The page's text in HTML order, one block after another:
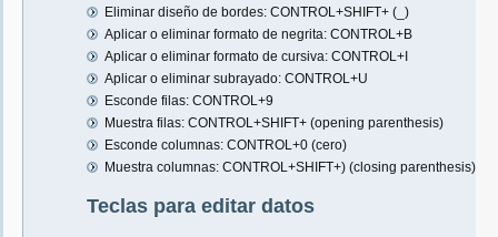
Eliminar diseño de bordes: CONTROL+SHIFT+ (_)
Aplicar o eliminar formato de negrita: CONTROL+B
Aplicar o eliminar formato de cursiva: CONTROL+I
Aplicar o eliminar subrayado: CONTROL+U
Esconde filas: CONTROL+9
Muestra filas: CONTROL+SHIFT+ (opening parenthesis)
Esconde columnas: CONTROL+0 (cero)
Muestra columnas: CONTROL+SHIFT+) (closing parenthesis)
Teclas para editar datos